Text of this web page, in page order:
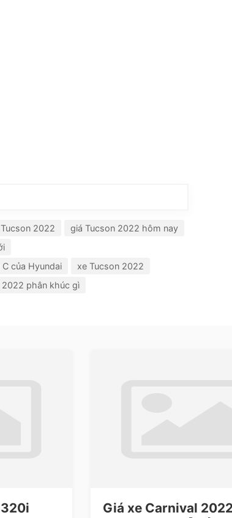
2022
giá Tucson 2022 hôm nay
của Hyundai
xe Tucson 2022
2022 phân khúc gì
Giá xe Carnival